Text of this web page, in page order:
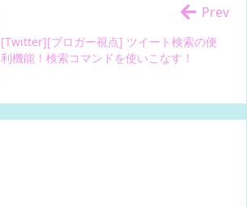
[Twitter][ブロガー視点] ツイート検索の便
利機能！検索コマンドを使いこなす！
Prev